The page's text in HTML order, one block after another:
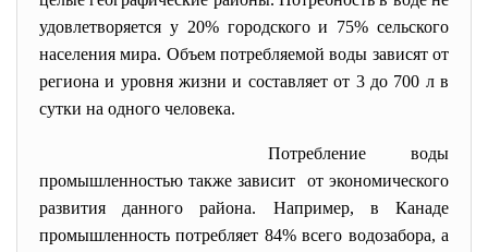
удовлетворяется у 20% городского и 75% сельского
населения мира. Объем потребляемой воды зависят от
региона и уровня жизни и составляет от 3 до 700 л в
сутки на одного человека.
Потребление воды
промышленностью также зависит от экономического
развития данного района. Например, в Канаде
промышленность потребляет 84% всего водозабора, а